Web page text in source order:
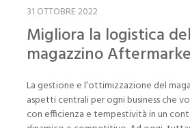
31 OTTOBRE 2022
Migliora la logistica del
magazzino
La gestione e l’ottimizzazione del
aspetti centrali per ogni business che
con efficienza e tempestività in un